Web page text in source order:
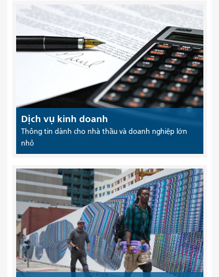
Dịch vụ kinh doanh
Thông tin dành cho nhà thầu và doanh nghiệp lớn
nhỏ